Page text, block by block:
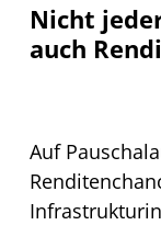
Nicht
auch
Auf